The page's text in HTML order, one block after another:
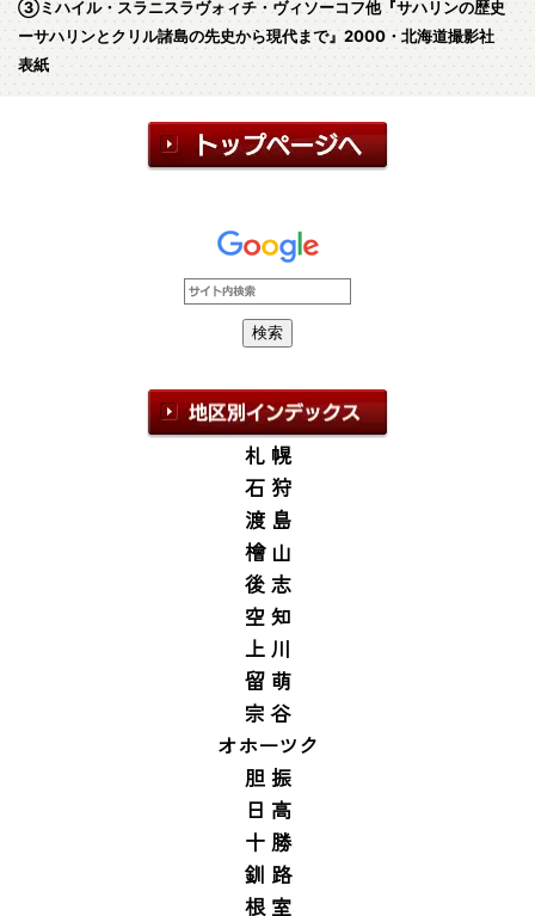
③ミハイル・スラニスラヴォィチ・ヴィソーコフ他『サハリンの歴史
ーサハリンとクリル諸島の先史から現代まで』2000・北海道撮影社
表紙
札 幌
石 狩
渡 島
檜 山
後 志
空 知
上 川
留 萌
宗 谷
オホーツク
胆 振
日 高
十 勝
釧 路
根 室